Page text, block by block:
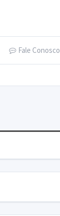
Fale Conosco